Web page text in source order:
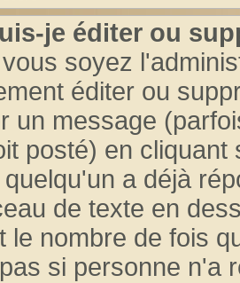
je éditer ou
soyez
éditer ou
un message
posté) en
a déjà
de texte en
le nombre de fois
si personne n'a